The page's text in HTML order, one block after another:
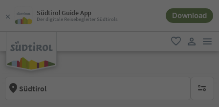
Südtirol Guide App
Der digitale Reisebegleiter Südtirols Download
favorit
Südtirol keine